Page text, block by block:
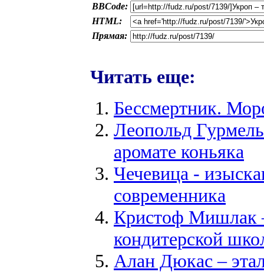
BBCode:
HTML:
Прямая:
Читать еще:
Бессмертник.
Леопольд
аромате коньяка
Чечевица -
современника
Кристоф Мишлак
кондитерской
Алан Дюкас –